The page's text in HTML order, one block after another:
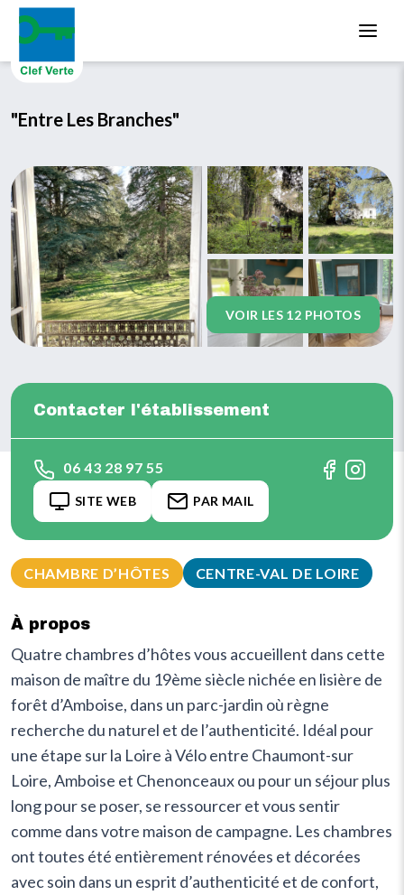
"Entre Les Branches"
VOIR LES 12 PHOTOS
CHAMBRE D’HÔTES CENTRE-VAL DE LOIRE
À propos
Quatre chambres d’hôtes vous accueillent dans cette
maison de maître du 19ème siècle nichée en lisière de
forêt d’Amboise, dans un parc-jardin où règne
recherche du naturel et de l’authenticité. Idéal pour
une étape sur la Loire à Vélo entre Chaumont-sur
Loire, Amboise et Chenonceaux ou pour un séjour plus
long pour se poser, se ressourcer et vous sentir
comme dans votre maison de campagne. Les chambres
ont toutes été entièrement rénovées et décorées
avec soin dans un esprit d’authenticité et de confort,
Contacter l'établissement
06 43 28 97 55
SITE WEB PAR MAIL